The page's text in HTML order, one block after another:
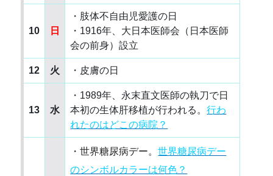
10 日
・肢体不自由児愛護の日
・1916年、大日本医師会（日本医師
会の前身）設立
12 火 ・皮膚の日
13 水
・1989年、永末直文医師の執刀で日
本初の生体肝移植が行われる。行わ
れたのはどこの病院？
・世界糖尿病デー。世界糖尿病デー
のシンボルカラーは何色？